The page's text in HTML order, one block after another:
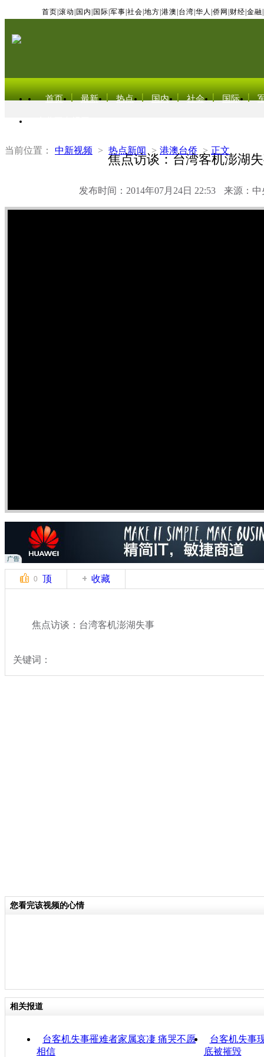
首页 滚动 国内 国际 军事 社会 地方 港澳 台湾 华人 侨网 财经 金融
首页 最新 热点 国内 社会 国际
当前位置： 中新视频 > 热点新闻 > 港澳台侨 > 正文
焦点访谈：台湾客机澎湖
发布时间：2014年07月24日 22:53 来源：中
0 顶 收藏
焦点访谈：台湾客机澎湖失事
关键词：
您看完该视频的心情
相关报道
台客机失事罹难者家属哀凄 痛哭不愿
相信
台客机失事
底被摧毁